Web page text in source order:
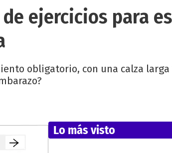
ejercicios para
obligatorio, con una calza
Lo más visto